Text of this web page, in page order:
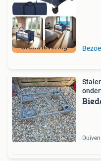
Gratis levering
Duiven